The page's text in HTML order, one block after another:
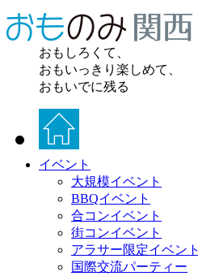
おもしろくて、
おもいっきり楽しめて、
おもいでに残る
イベント
大規模イベント
BBQイベント
合コンイベント
街コンイベント
アラサー限定イベント
国際交流パーティー